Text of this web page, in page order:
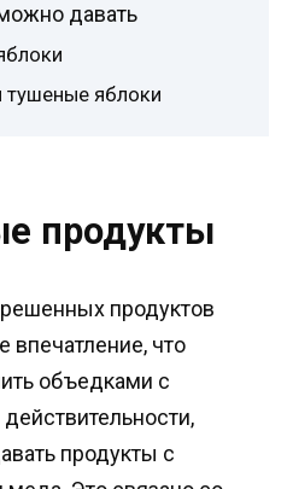
давать
тушеные яблоки
продукты
продуктов
впечатление, что
объедками с
продукты с